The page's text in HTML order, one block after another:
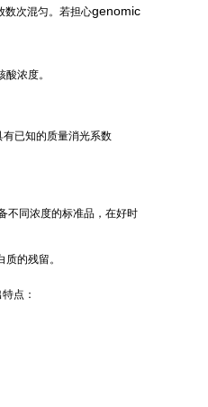
数次混匀。若担心genomic
酸浓度。
已知的质量消光系数
不同浓度的标准品，在好时
的残留。
点：